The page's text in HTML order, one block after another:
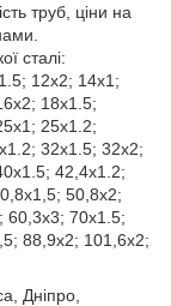
труб, ціни на
сталі:
12х2; 14х1;
18х1.5;
25х1.2;
32х1.5; 32х2;
42,4х1.2;
50,8х2;
60,3х3; 70х1.5;
88,9х2; 101,6х2;
Дніпро,